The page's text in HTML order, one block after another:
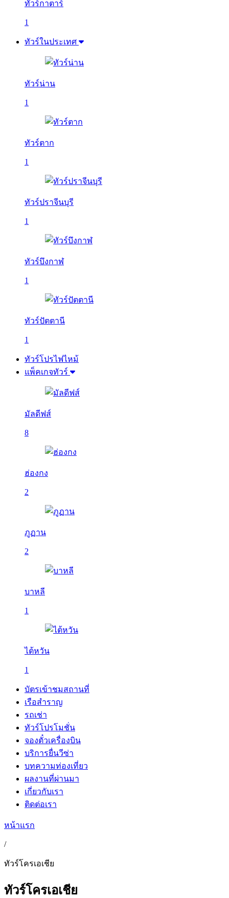
ทัวร์กาตาร์
1
ทัวร์ในประเทศ
ทัวร์น่าน
1
ทัวร์ตาก
1
ทัวร์ปราจีนบุรี
1
ทัวร์บึงกาฬ
1
ทัวร์ปัตตานี
1
ทัวร์โปรไฟไหม้
แพ็คเกจทัวร์
มัลดีฟส์
8
ฮ่องกง
2
ภูฏาน
2
บาหลี
1
ไต้หวัน
1
บัตรเข้าชมสถานที่
เรือสำราญ
รถเช่า
ทัวร์โปรโมชั่น
จองตั๋วเครื่องบิน
บริการยื่นวีซ่า
บทความท่องเที่ยว
ผลงานที่ผ่านมา
เกี่ยวกับเรา
ติดต่อเรา
หน้าแรก
/
ทัวร์โครเอเชีย
ทัวร์โครเอเชีย